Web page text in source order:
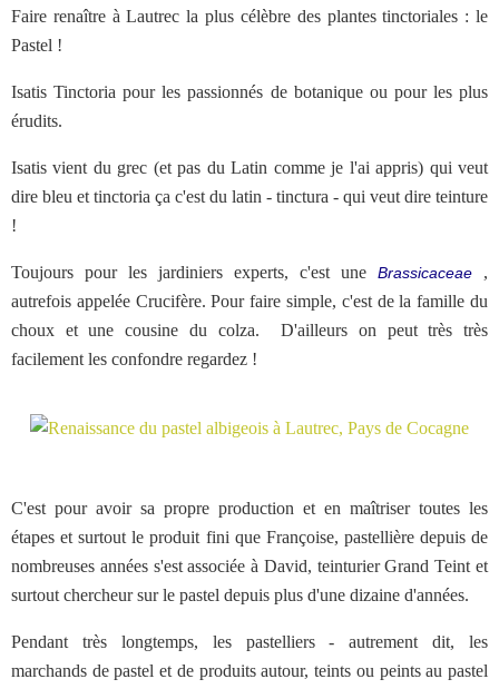
Faire renaître à Lautrec la plus célèbre des plantes tinctoriales : le
Pastel !
Isatis Tinctoria pour les passionnés de botanique ou pour les plus
érudits.
Isatis vient du grec (et pas du Latin comme je l'ai appris) qui veut
dire bleu et tinctoria ça c'est du latin - tinctura - qui veut dire teinture
!
Toujours pour les jardiniers experts, c'est une Brassicaceae ,
autrefois appelée Crucifère. Pour faire simple, c'est de la famille du
choux et une cousine du colza. D'ailleurs on peut très très
facilement les confondre regardez !
C'est pour avoir sa propre production et en maîtriser toutes les
étapes et surtout le produit fini que Françoise, pastellière depuis de
nombreuses années s'est associée à David, teinturier Grand Teint et
surtout chercheur sur le pastel depuis plus d'une dizaine d'années.
Pendant très longtemps, les pastelliers - autrement dit, les
marchands de pastel et de produits autour, teints ou peints au pastel